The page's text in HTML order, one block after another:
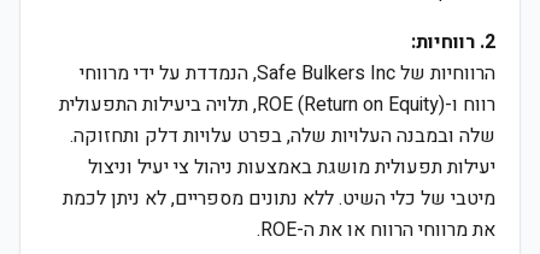
2. רווחיות:
הרווחיות של Safe Bulkers Inc, הנמדדת על ידי מרווחי
רווח ו-ROE (Return on Equity), תלויה ביעילות התפעולית
שלה ובמבנה העלויות שלה, בפרט עלויות דלק ותחזוקה.
יעילות תפעולית מושגת באמצעות ניהול צי יעיל וניצול
מיטבי של כלי השיט. ללא נתונים מספריים, לא ניתן לכמת
את מרווחי הרווח או את ה-ROE.